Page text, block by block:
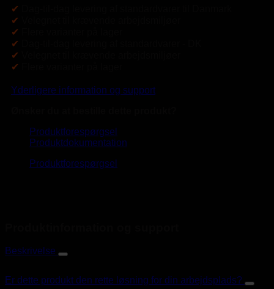
✔
✔
✔
✔
✔
✔
Yderligere information og support
Produktforespørgsel
Produktdokumentation
Produktforespørgsel
Beskrivelse
Er dette produkt den rette løsning for din arbejdsplads?